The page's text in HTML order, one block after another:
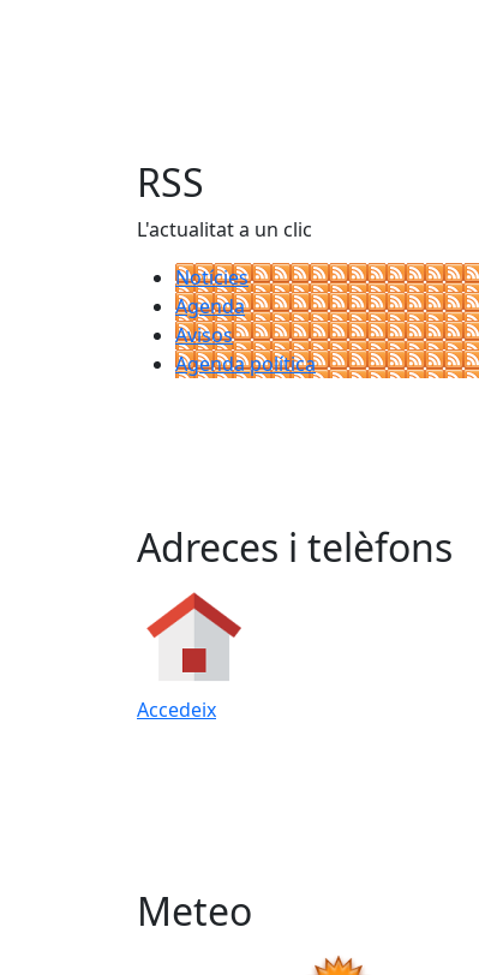
RSS
L'actualitat a un clic
Notícies
Agenda
Avisos
Agenda política
Adreces i telèfons
Accedeix
Meteo